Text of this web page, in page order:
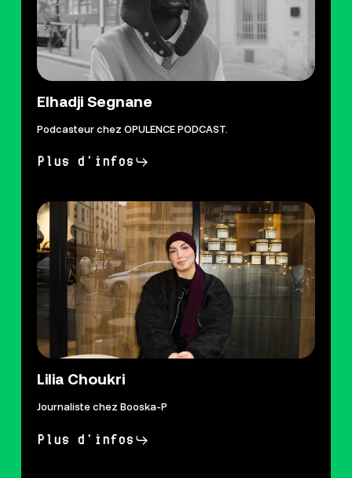
Elhadji Segnane
Podcasteur chez OPULENCE PODCAST.
Plus d'infos
Lilia Choukri
Journaliste chez Booska-P
Plus d'infos